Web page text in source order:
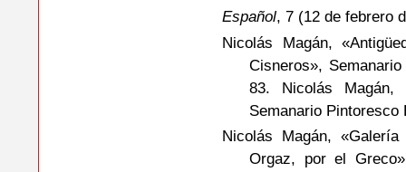
Español, 7 (12 de febrero
Nicolás Magán,
Cisneros»,
83. Nicolás Magán,
Semanario Pintoresco
Nicolás Magán,
Orgaz, por el